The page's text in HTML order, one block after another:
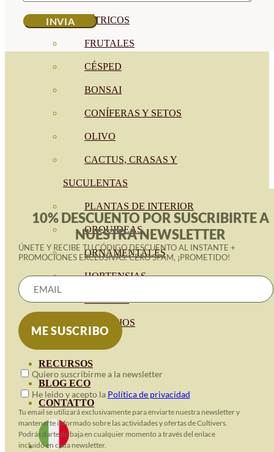
CÍTRICOS
FRUTALES
CÉSPED
BONSAI
CONÍFERAS Y SETOS
OLIVO
CACTUS, CRASAS Y
SUCULENTAS
PLANTAS DE INTERIOR
ORQUIDEAS
ORNAMENTALES
HORTENSIAS
GERANIOS
RECURSOS
BLOG ECO
CONTATTO
10% DESCUENTO POR SUSCRIBIRTE A
NUESTRA NEWSLETTER
ÚNETE Y RECIBE TU CÓDIGO DESCUENTO AL INSTANTE +
PROMOCIONES EXCLUSIVAS. CERO SPAM, ¡PROMETIDO!
Quiero suscribirme a la newsletter
He leido y acepto la Política de privacidad
Tu email se utilizará exclusivamente para enviarte nuestra newsletter y
mantenerte informado sobre las actividades y ofertas de Cultivers.
Podrás darte de baja en cualquier momento a través del enlace
incluido en cada newsletter.